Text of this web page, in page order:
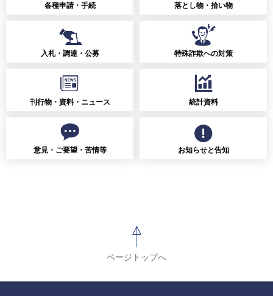
各種申請・手続 落とし物・拾い物
入札・調達・公募 特殊詐欺への対策
刊行物・資料・ニュース 統計資料
意見・ご要望・苦情等 お知らせと告知
ページトップへ